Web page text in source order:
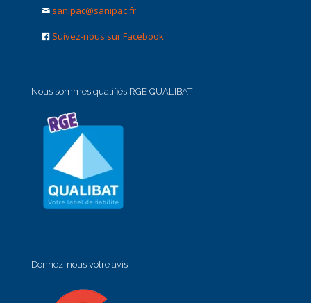
sanipac@sanipac.fr
Suivez-nous sur Facebook
Nous sommes qualifiés RGE QUALIBAT
Donnez-nous votre avis !